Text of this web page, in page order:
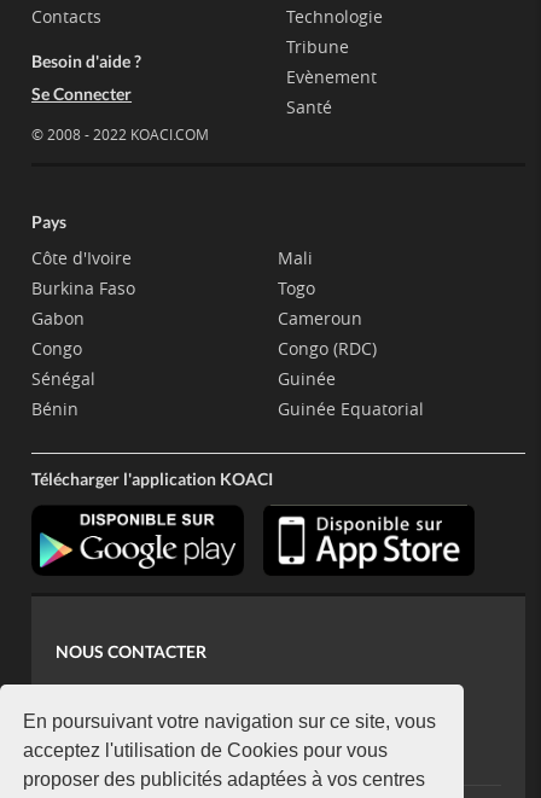
En poursuivant votre navigation sur ce site, vous
acceptez l'utilisation de Cookies pour vous
proposer des publicités adaptées à vos centres
Contacts
Besoin d'aide ?
Se Connecter
© 2008 - 2022 KOACI.COM
Technologie
Tribune
Evènement
Santé
Pays
Côte d'Ivoire
Burkina Faso
Gabon
Congo
Sénégal
Bénin
Mali
Togo
Cameroun
Congo (RDC)
Guinée
Guinée Equatorial
Télécharger l'application KOACI
NOUS CONTACTER
koaci@yahoo.fr
+225 07 08 85 52 93